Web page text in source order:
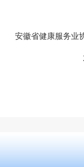
安徽省健康服务业